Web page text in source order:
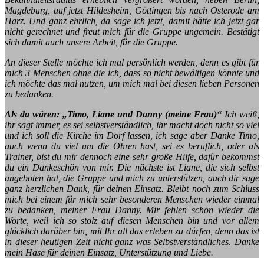
Magdeburg, auf jetzt Hildesheim, Göttingen bis nach Osterode am
Harz. Und ganz ehrlich, da sage ich jetzt, damit hätte ich jetzt gar
nicht gerechnet und freut mich für die Gruppe ungemein. Bestätigt
sich damit auch unsere Arbeit, für die Gruppe.
An dieser Stelle möchte ich mal persönlich werden, denn es gibt für
mich 3 Menschen ohne die ich, dass so nicht bewältigen könnte und
ich möchte das mal nutzen, um mich mal bei diesen lieben Personen
zu bedanken.
Als da wären: „Timo, Liane und Danny (meine Frau)“ Ich weiß,
ihr sagt immer, es sei selbstverständlich, ihr macht doch nicht so viel
und ich soll die Kirche im Dorf lassen, ich sage aber Danke Timo,
auch wenn du viel um die Ohren hast, sei es beruflich, oder als
Trainer, bist du mir dennoch eine sehr große Hilfe, dafür bekommst
du ein Dankeschön von mir. Die nächste ist Liane, die sich selbst
angeboten hat, die Gruppe und mich zu unterstützen, auch dir sage
ganz herzlichen Dank, für deinen Einsatz. Bleibt noch zum Schluss
mich bei einem für mich sehr besonderen Menschen wieder einmal
zu bedanken, meiner Frau Danny. Mir fehlen schon wieder die
Worte, weil ich so stolz auf diesen Menschen bin und vor allem
glücklich darüber bin, mit Ihr all das erleben zu dürfen, denn das ist
in dieser heutigen Zeit nicht ganz was Selbstverständliches. Danke
mein Hase für deinen Einsatz, Unterstützung und Liebe.